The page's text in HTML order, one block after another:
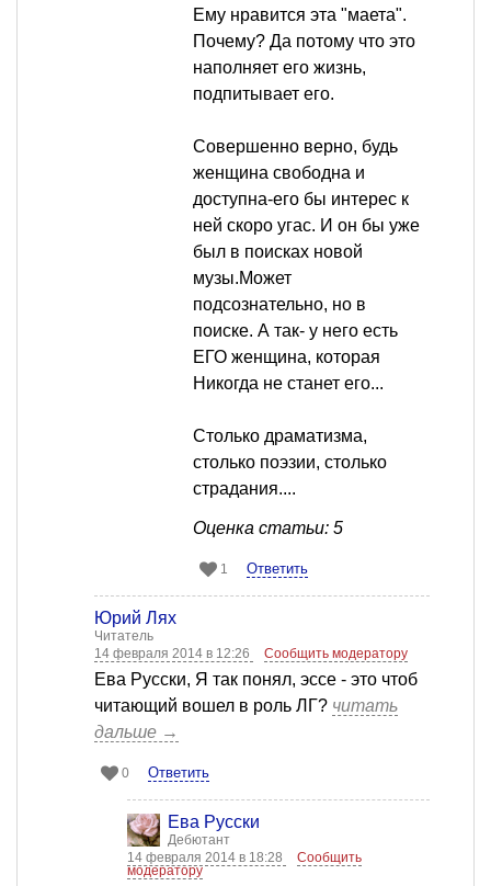
Ему нравится эта "маета".
Почему? Да потому что это
наполняет его жизнь,
подпитывает его.
Совершенно верно, будь
женщина свободна и
доступна-его бы интерес к
ней скоро угас. И он бы уже
был в поисках новой
музы.Может
подсознательно, но в
поиске. А так- у него есть
ЕГО женщина, которая
Никогда не станет его...
Столько драматизма,
столько поэзии, столько
страдания....
Оценка статьи: 5
1 Ответить
Юрий Лях
Читатель
14 февраля 2014 в 12:26
Сообщить модератору
Ева Русски, Я так понял, эссе - это чтоб
читающий вошел в роль ЛГ? читать
дальше →
0 Ответить
Ева Русски
Дебютант
14 февраля 2014 в 18:28
Сообщить
модератору